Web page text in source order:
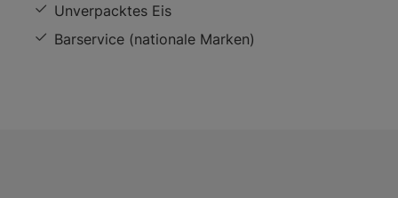
Unverpacktes Eis
Barservice (nationale Marken)